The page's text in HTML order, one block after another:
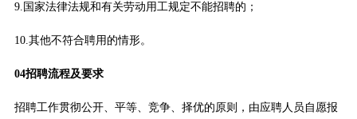
9.国家法律法规和有关劳动用工规定不能招聘的；
10.其他不符合聘用的情形。
04招聘流程及要求
招聘工作贯彻公开、平等、竞争、择优的原则，由应聘人员自愿报